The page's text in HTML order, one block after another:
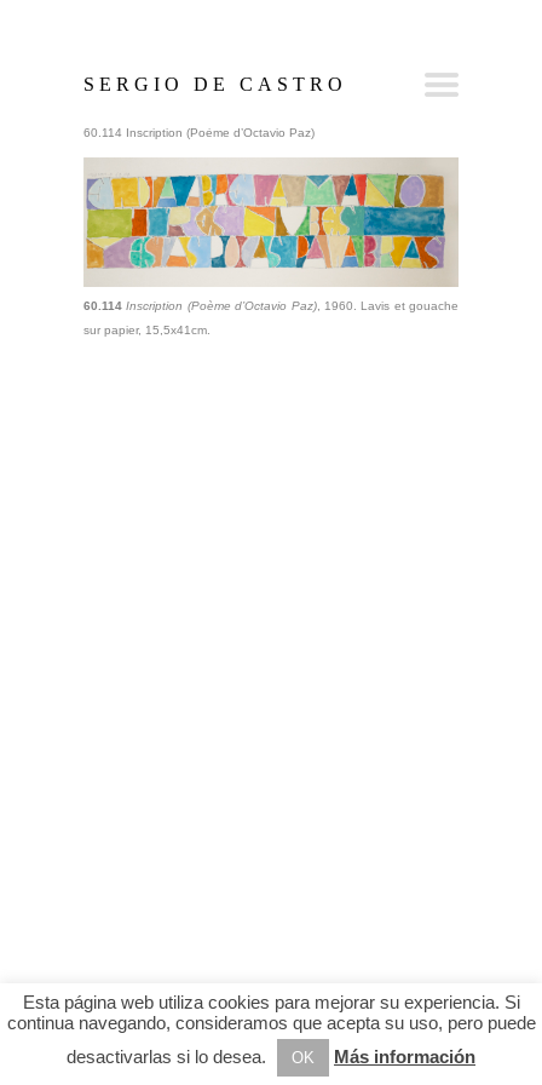
SERGIO DE CASTRO
60.114 Inscription (Poème d’Octavio Paz)
60.114 Inscription (Poème d’Octavio Paz), 1960. Lavis et gouache
sur papier, 15,5x41cm.
Esta página web utiliza cookies para mejorar su experiencia. Si
continua navegando, consideramos que acepta su uso, pero puede
desactivarlas si lo desea.
OK Más información